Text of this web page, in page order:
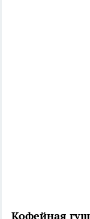
Кофейная